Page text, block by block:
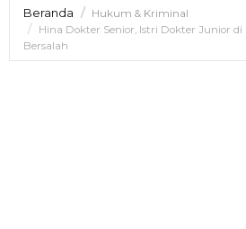
Beranda
Hukum & Kriminal
Hina Dokter Senior, Istri Dokter Junior
Bersalah